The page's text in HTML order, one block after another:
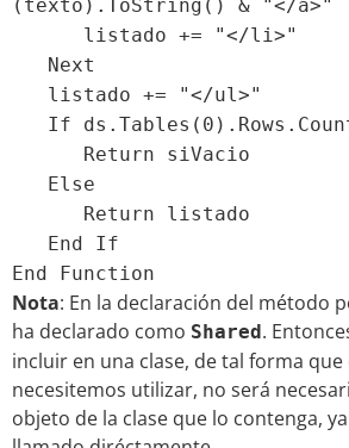
(texto).ToString() & "</a>"
listado += "</li>"
Next
listado += "</ul>"
If
Return siVacio
Else
Return listado
End If
End Function
Nota: En la declaración del método
ha declarado como Shared.
incluir en una clase, de tal forma
necesitemos utilizar, no será
objeto de la clase que lo contenga,